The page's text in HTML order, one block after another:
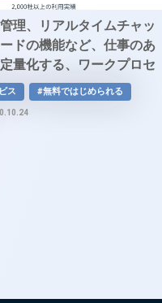
理、リアルタイムチャッ
ドの機能など、仕事のあ
量化する、ワークプロセ
プラットフォーム
果につながるプロセスを
んか？
ス
#無料ではじめられる